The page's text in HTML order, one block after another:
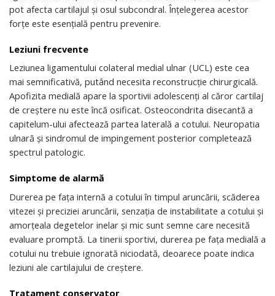
pot afecta cartilajul și osul subcondral. Înțelegerea acestor
forțe este esențială pentru prevenire.
Leziuni frecvente
Leziunea ligamentului colateral medial ulnar (UCL) este cea
mai semnificativă, putând necesita reconstrucție chirurgicală.
Apofizita medială apare la sportivii adolescenți al căror cartilaj
de creștere nu este încă osificat. Osteocondrita disecantă a
capitelum-ului afectează partea laterală a cotului. Neuropatia
ulnară și sindromul de impingement posterior completează
spectrul patologic.
Simptome de alarmă
Durerea pe fața internă a cotului în timpul aruncării, scăderea
vitezei și preciziei aruncării, senzația de instabilitate a cotului și
amorțeala degetelor inelar și mic sunt semne care necesită
evaluare promptă. La tinerii sportivi, durerea pe fața medială a
cotului nu trebuie ignorată niciodată, deoarece poate indica
leziuni ale cartilajului de creștere.
Tratament conservator